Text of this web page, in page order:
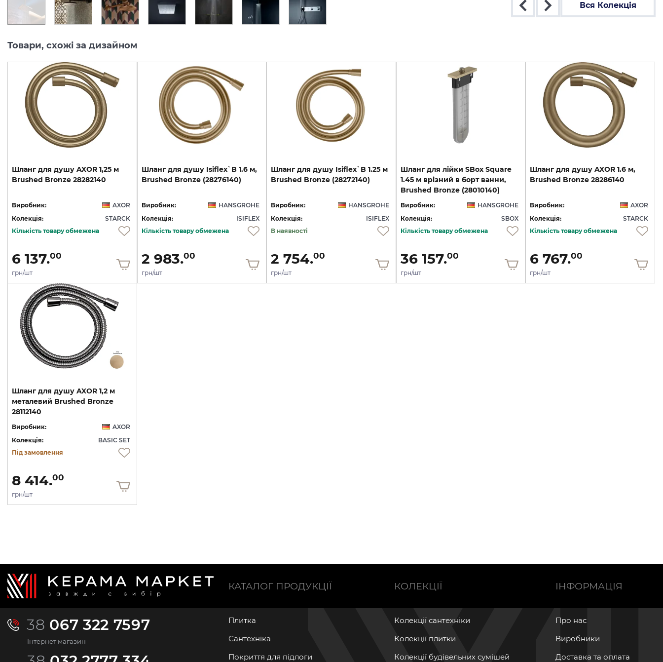
Вся Колекція
Товари, схожі за дизайном
Шланг для душу AXOR 1,25 м
Brushed Bronze 28282140
Виробник:
AXOR
Колекція:
STARCK
Кількість товару обмежена
6 137.00
грн/шт
Шланг для душу Isiflex`B 1.6 м,
Brushed Bronze (28276140)
Виробник:
HANSGROHE
Колекція:
ISIFLEX
Кількість товару обмежена
2 983.00
грн/шт
Шланг для душу Isiflex`B 1.25 м
Brushed Bronze (28272140)
Виробник:
HANSGROHE
Колекція:
ISIFLEX
В наявності
2 754.00
грн/шт
Шланг для лійки SBox Square
1.45 м врізний в борт ванни,
Brushed Bronze (28010140)
Виробник:
HANSGROHE
Колекція:
SBOX
Кількість товару обмежена
36 157.00
грн/шт
Шланг для душу AXOR 1.6 м,
Brushed Bronze 28286140
Виробник:
AXOR
Колекція:
STARCK
Кількість товару обмежена
6 767.00
грн/шт
Шланг для душу AXOR 1,2 м
металевий Brushed Bronze
28112140
Виробник:
AXOR
Колекція:
BASIC SET
Під замовлення
8 414.00
грн/шт
38 067 322 7597
Інтернет магазин
КАТАЛОГ ПРОДУКЦІЇ
Плитка
Сантехніка
Покриття для підлоги
КОЛЕКЦІЇ
Колекції сантехніки
Колекції плитки
Колекції будівельних сумішей
ІНФОРМАЦІЯ
Про нас
Виробники
Доставка та оплата